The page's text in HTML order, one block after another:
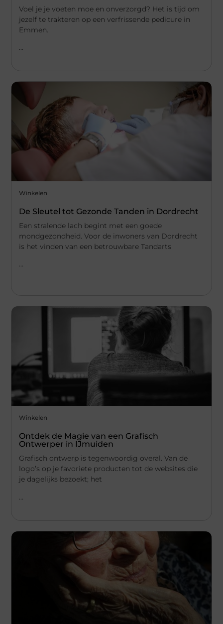
Voel je je voeten moe en onverzorgd? Het is tijd om
jezelf te trakteren op een verfrissende pedicure in
Emmen.
...
Winkelen
De Sleutel tot Gezonde Tanden in Dordrecht
Een stralende lach begint met een goede
mondgezondheid. Voor de inwoners van Dordrecht
is het vinden van een betrouwbare Tandarts
...
Winkelen
Ontdek de Magie van een Grafisch
Ontwerper in IJmuiden
Grafisch ontwerp is tegenwoordig overal. Van de
logo’s op je favoriete producten tot de websites die
je dagelijks bezoekt; het
...